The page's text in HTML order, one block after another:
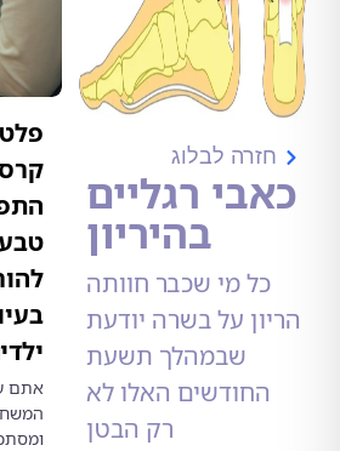
לבלוג
רגליים
בהיריון
מי שכבר חוותה
על בשרה יודעת
שבמהלך תשעת
האלו לא
רק הבטן
פלטפוס,
קרסול או
התפתחות
טבעית?
להורים
בעיות
ילדים
אתם עומדים
המשחקים, קפה
ומסתכלים על